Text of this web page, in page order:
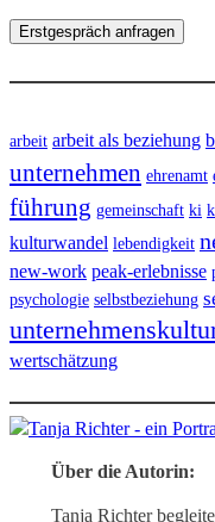
Erstgespräch anfragen
arbeit arbeit als beziehung
unternehmen ehrenamt
führung gemeinschaft ki
kulturwandel lebendigkeit
new-work peak-erlebnisse
psychologie selbstbeziehung
wertschätzung
Über die Autorin:
Tanja Richter